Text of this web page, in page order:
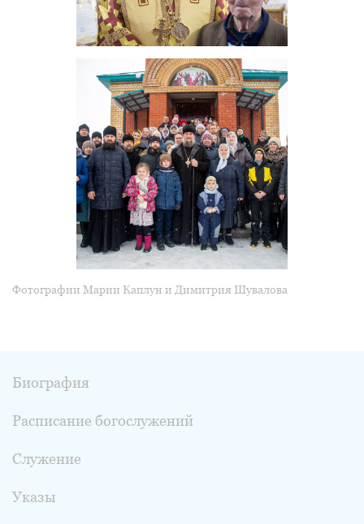
Фотографии Марии Каплун и Димитрия Шувалова
Биография
Расписание богослужений
Служение
Указы